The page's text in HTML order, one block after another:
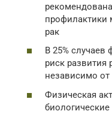
профилактики
рак
В 25% случаев
риск
независимо
Физическая